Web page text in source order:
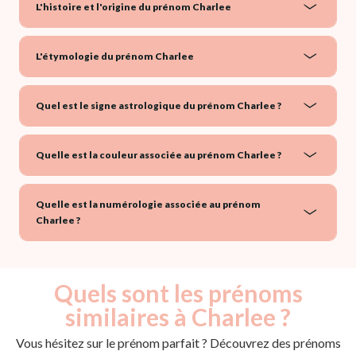
L'histoire et l'origine du prénom Charlee
L'étymologie du prénom Charlee
Quel est le signe astrologique du prénom Charlee ?
Quelle est la couleur associée au prénom Charlee ?
Quelle est la numérologie associée au prénom
Charlee ?
Quels sont les prénoms
similaires à Charlee ?
Vous hésitez sur le prénom parfait ? Découvrez des prénoms